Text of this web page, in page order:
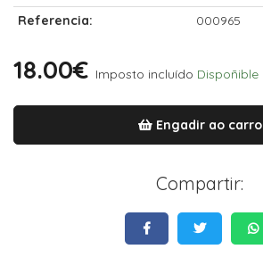
Referencia: 000965
18.00€ Imposto incluído Dispoñible
Engadir ao carro
Compartir: